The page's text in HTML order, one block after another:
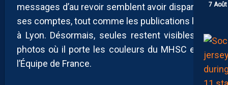
7
messages d’au revoir semblent avoir disparu de
ses comptes, tout comme les publications liées
à Lyon. Désormais, seules restent visibles les
photos où il porte les couleurs du MHSC et de
l’Équipe de France.